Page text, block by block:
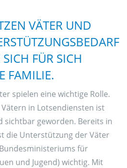
VÄTER UND
FÜR SICH
FAMILIE.
spielen eine wichtige Rolle.
in Lotsendiensten ist
sichtbar geworden. Bereits in
die Unterstützung der Väter
für
und Jugend) wichtig. Mit